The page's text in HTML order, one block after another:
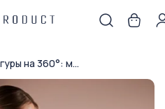
на 360°: м...